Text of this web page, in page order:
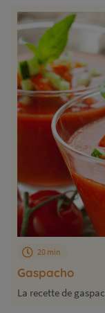
Gaspacho
20 min
La recette de